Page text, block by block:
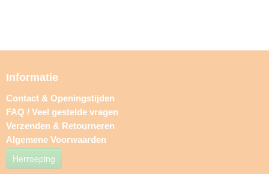
Informatie
Contact & Openingstijden
FAQ / Veel gestelde vragen
Verzenden & Retourneren
Algemene Voorwaarden
Herroeping